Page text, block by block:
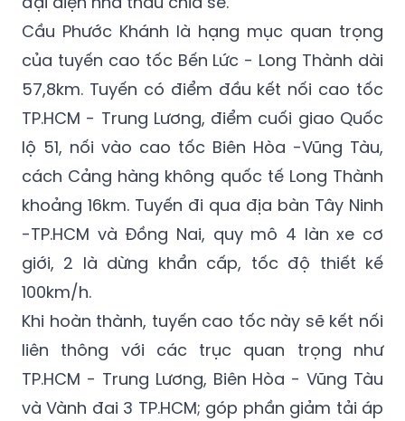
Cầu Phước Khánh là hạng mục quan trọng
của tuyến cao tốc Bến Lức - Long Thành dài
57,8km. Tuyến có điểm đầu kết nối cao tốc
TP.HCM - Trung Lương, điểm cuối giao Quốc
lộ 51, nối vào cao tốc Biên Hòa -Vũng Tàu,
cách Cảng hàng không quốc tế Long Thành
khoảng 16km. Tuyến đi qua địa bàn Tây Ninh
-TP.HCM và Đồng Nai, quy mô 4 làn xe cơ
giới, 2 là dừng khẩn cấp, tốc độ thiết kế
100km/h.
Khi hoàn thành, tuyến cao tốc này sẽ kết nối
liên thông với các trục quan trọng như
TP.HCM - Trung Lương, Biên Hòa - Vũng Tàu
và Vành đai 3 TP.HCM; góp phần giảm tải áp